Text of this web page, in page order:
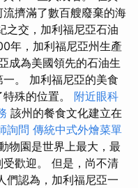
擠滿了數百艘廢棄的海
之交，加利福尼亞石油
年，加利福尼亞州生產
成為美國領先的石油生
。 加利福尼亞的美食
殊的位置。 附近眼科
該州的餐食文化建立在
詢問 傳統中式外燴菜單
物園是世界上最大，最
歡迎。 但是，尚不清
們認為，加利福尼亞一